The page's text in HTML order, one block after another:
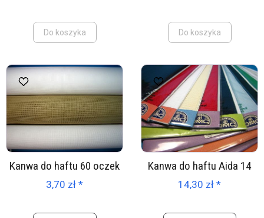
Do koszyka Do koszyka
Kanwa do haftu 60 oczek
3,70 zł *
Kanwa do haftu Aida 14
14,30 zł *